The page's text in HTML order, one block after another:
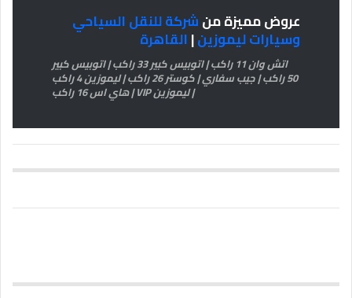
عروض مميزة منشركة للنقل السياحي
وسيارات ليموزين|القاهرة
اتش وان 11 راكب | اتوبيس كبير 33 راكب | اتوبيس كبير
50 راكب | جيب سفاري | كوستر 26 راكب | ليموزين 4 راكب
| ليموزين VIP | هاي اس 16 راكب